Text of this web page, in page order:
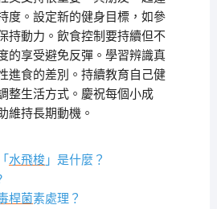
度。設定新的健身目標，如參
持動力。飲食控制要持續但不
的享受避免反彈。學習辨識真
進食的差別。持續教育自己健
整生活方式。慶祝每個小成
維持長期動機。
水飛梭」是什麼？
桿菌素處理？